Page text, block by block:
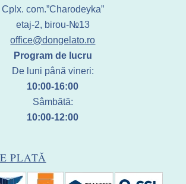
Cplx. com.”Charodeyka”
etaj-2, birou-№13
office@dongelato.ro
Program de lucru
De luni până vineri:
10:00-16:00
Sâmbătă:
10:00-12:00
PLATĂ